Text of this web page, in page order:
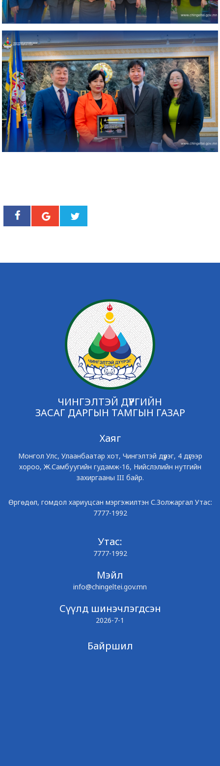
ЧИНГЭЛТЭЙ ДҮҮРГИЙН
ЗАСАГ ДАРГЫН ТАМГЫН ГАЗАР
Хаяг
Монгол Улс, Улаанбаатар хот, Чингэлтэй дүүрэг, 4 дүгээр
хороо, Ж.Самбуугийн гудамж-16, Нийслэлийн нутгийн
захиргааны III байр.
Өргөдөл, гомдол хариуцсан мэргэжилтэн С.Золжаргал Утас:
7777-1992
Утас:
7777-1992
Мэйл
info@chingeltei.gov.mn
Сүүлд шинэчлэгдсэн
2026-7-1
Байршил